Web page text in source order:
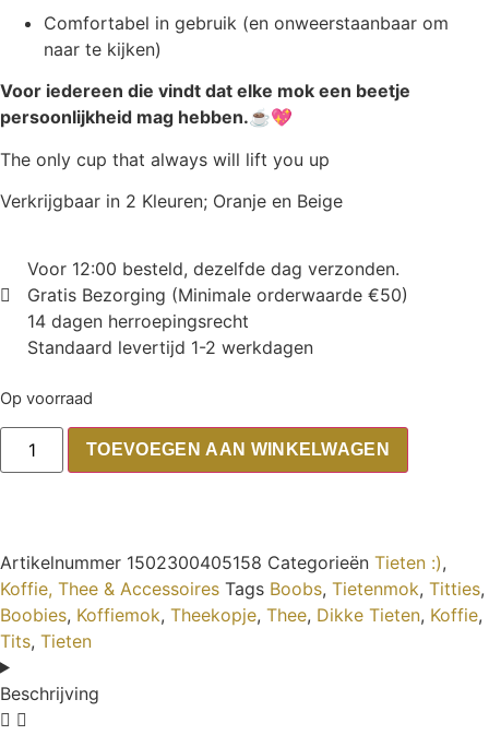
Comfortabel in gebruik (en onweerstaanbaar om
naar te kijken)
Voor iedereen die vindt dat elke mok een beetje
persoonlijkheid mag hebben.☕💖
The only cup that always will lift you up
Verkrijgbaar in 2 Kleuren; Oranje en Beige
Voor 12:00 besteld, dezelfde dag verzonden.
Gratis Bezorging (Minimale orderwaarde €50)
14 dagen herroepingsrecht
Standaard levertijd 1-2 werkdagen
Op voorraad
TOEVOEGEN AAN WINKELWAGEN
Artikelnummer 1502300405158 Categorieën Tieten :),
Koffie, Thee & Accessoires Tags Boobs, Tietenmok, Titties,
Boobies, Koffiemok, Theekopje, Thee, Dikke Tieten, Koffie,
Tits, Tieten
Beschrijving